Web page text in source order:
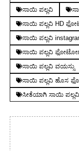
ಸಾಯಿ ಪಲ್ಲವಿ
ಸಾಯಿ ಪಲ್ಲವಿ HD
ಸಾಯಿ ಪಲ್ಲವಿ
ಸಾಯಿ ಪಲ್ಲವಿ
ಸಾಯಿ ಪಲ್ಲವಿ ವಯಸ್ಸು
ಸಾಯಿ ಪಲ್ಲವಿ ಹೊಸ
ಸೀತೆಯಾಗಿ ಸಾಯಿ